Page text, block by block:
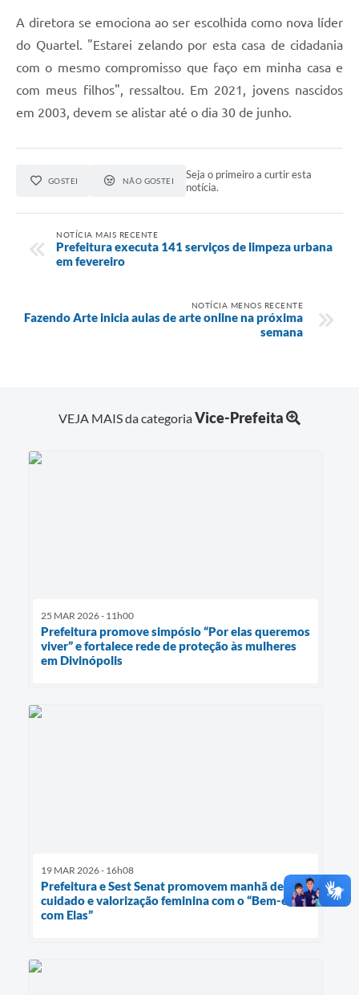
A diretora se emociona ao ser escolhida como nova líder
do Quartel. "Estarei zelando por esta casa de cidadania
com o mesmo compromisso que faço em minha casa e
com meus filhos", ressaltou. Em 2021, jovens nascidos
em 2003, devem se alistar até o dia 30 de junho.
GOSTEI NÃO GOSTEI
Seja o primeiro a curtir esta
notícia.
NOTÍCIA MAIS RECENTE
Prefeitura executa 141 serviços de limpeza urbana
em fevereiro
NOTÍCIA MENOS RECENTE
Fazendo Arte inicia aulas de arte online na próxima
semana
VEJA MAIS da categoriaVice-Prefeita
25 MAR 2026 - 11h00
Prefeitura promove simpósio “Por elas queremos
viver” e fortalece rede de proteção às mulheres
em Divinópolis
19 MAR 2026 - 16h08
Prefeitura e Sest Senat promovem manhã de
cuidado e valorização feminina com o “Bem-estar
com Elas”